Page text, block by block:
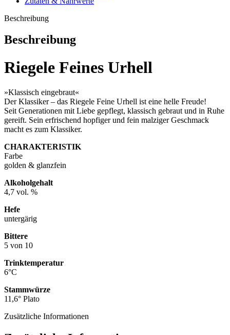
Beschreibung
Beschreibung
Riegele Feines Urhell
»Klassisch eingebraut«
Der Klassiker – das Riegele Feine Urhell ist eine helle Freude!
Seit Generationen mit Liebe gepflegt, klassisch gebraut und in Ruhe
gereift. Sein erfrischend hopfiger und fein malziger Geschmack
macht es zum Klassiker.
CHARAKTERISTIK
Farbe
golden & glanzfein
Alkoholgehalt
4,7 vol. %
Hefe
untergärig
Bittere
5 von 10
Trinktemperatur
6°C
Stammwürze
11,6° Plato
Zusätzliche Informationen